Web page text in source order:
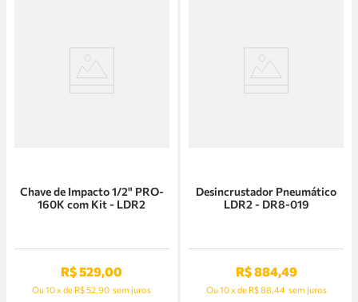
Chave de Impacto 1/2" PRO-
160K com Kit - LDR2
R$529,00
Ou10xde R$ 52,90 sem juros
Desincrustador Pneumático
LDR2 - DR8-019
R$884,49
Ou10xde R$ 88,44 sem juros